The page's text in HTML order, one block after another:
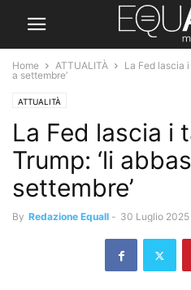
Home ATTUALITÀ
La Fed lascia
a settembre’
ATTUALITÀ
La Fed lascia i
Trump: ‘li
settembre’
By Redazione Equall - 30 Luglio 2025